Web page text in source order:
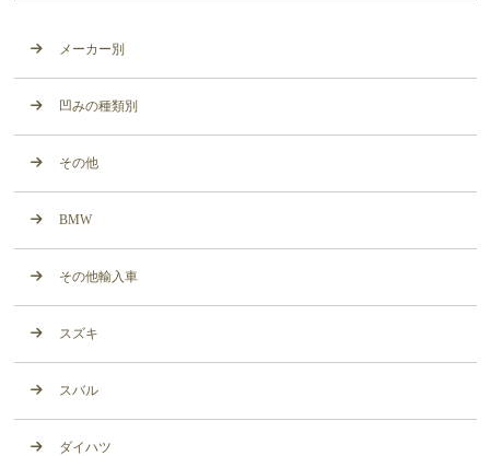
メーカー別
凹みの種類別
その他
BMW
その他輸入車
スズキ
スバル
ダイハツ